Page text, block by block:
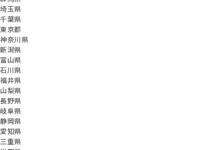
埼玉県
千葉県
東京都
神奈川県
新潟県
富山県
石川県
福井県
山梨県
長野県
岐阜県
静岡県
愛知県
三重県